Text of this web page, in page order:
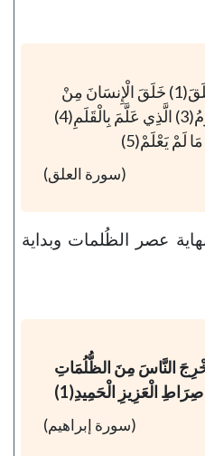
اقْرَأْ بِاسْمِ رَبِّكَ الَّذِي خَلَقَ(1) خَلَقَ الْإِنسَانَ مِنْ
عَلَقٍ(2) اقْرَأْ وَرَبُّكَ الْأَكْرَمُ(3) الَّذِي عَلَّمَ بِالْقَلَمِ(4)
لَمْ يَعْلَمْ(5)
(سورة العلق)
عصر الظُلمات وبداية
النَّاسَ مِنَ الظُّلُمَاتِ
الْعَزِيزِ الْحَمِيدِ(1)
(سورة إبراهيم)